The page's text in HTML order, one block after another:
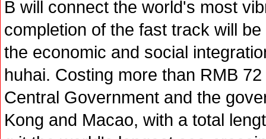
B will connect the world's most
completion of the fast track will
the economic and social
huhai. Costing more than RMB
Central Government and the
Kong and Macao, with a total